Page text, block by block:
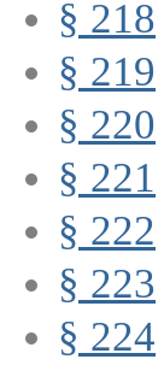
§ 218
§ 219
§ 220
§ 221
§ 222
§ 223
§ 224